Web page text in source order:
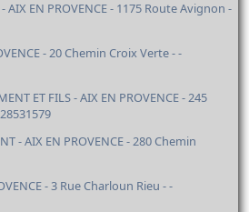
AIX EN PROVENCE - 1175 Route Avignon -
- 20 Chemin Croix Verte - -
ET FILS - AIX EN PROVENCE - 245
- AIX EN PROVENCE - 280 Chemin
- 3 Rue Charloun Rieu - -